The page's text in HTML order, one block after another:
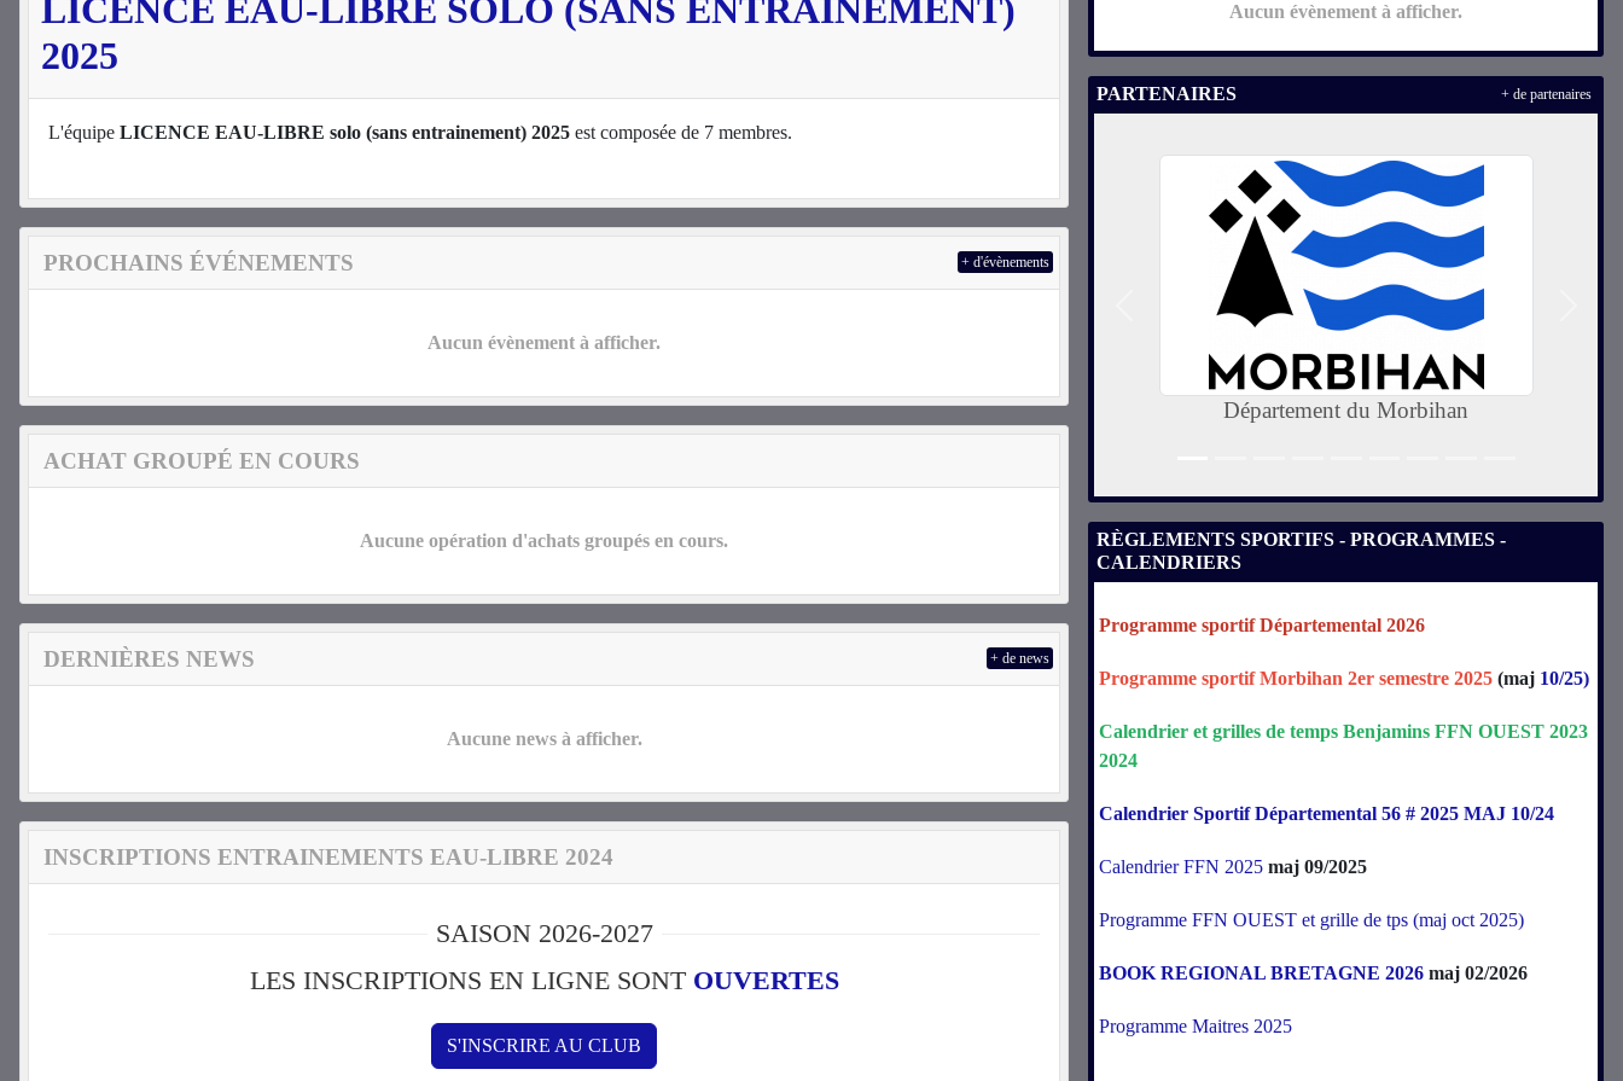
LICENCE EAU-LIBRE SOLO (SANS ENTRAINEMENT)
2025
L'équipe LICENCE EAU-LIBRE solo (sans entrainement) 2025 est composée de 7 membres.
PROCHAINS ÉVÉNEMENTS
Aucun évènement à afficher.
+ d'évènements
ACHAT GROUPÉ EN COURS
Aucune opération d'achats groupés en cours.
DERNIÈRES NEWS
Aucune news à afficher.
+ de news
INSCRIPTIONS ENTRAINEMENTS EAU-LIBRE 2024
SAISON 2026-2027
LES INSCRIPTIONS EN LIGNE SONT OUVERTES
S'INSCRIRE AU CLUB
Aucun évènement à afficher.
PARTENAIRES
Département du Morbihan
+ de partenaires
RÈGLEMENTS SPORTIFS - PROGRAMMES -
CALENDRIERS
Programme sportif Départemental 2026
Programme sportif Morbihan 2er semestre 2025(maj 10/25)
Calendrier et grilles de temps Benjamins FFN OUEST 2023
2024
Calendrier Sportif Départemental 56 # 2025 MAJ 10/24
Calendrier FFN 2025 maj 09/2025
Programme FFN OUEST et grille de tps (maj oct 2025)
BOOK REGIONAL BRETAGNE 2026 maj 02/2026
Programme Maitres 2025